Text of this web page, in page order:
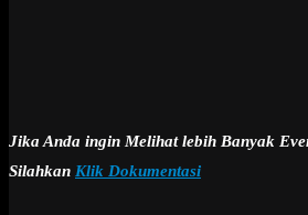
Jika Anda ingin Melihat lebih Banyak
Silahkan Klik Dokumentasi